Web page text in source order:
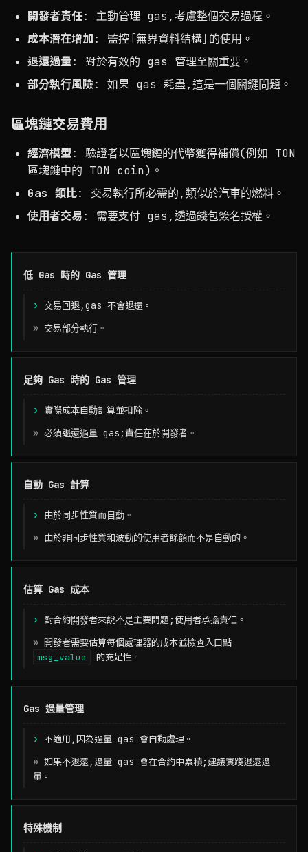
開發者責任: 主動管理 gas,考慮整個交易過程。
成本潛在增加: 監控「無界資料結構」的使用。
退還過量: 對於有效的 gas 管理至關重要。
部分執行風險: 如果 gas 耗盡,這是一個關鍵問題。
區塊鏈交易費用
經濟模型: 驗證者以區塊鏈的代幣獲得補償(例如 TON
區塊鏈中的 TON coin)。
Gas 類比: 交易執行所必需的,類似於汽車的燃料。
使用者交易: 需要支付 gas,透過錢包簽名授權。
方面
Ethereum
低 Gas 時的 Gas 管理
交易回退,gas 不會退還。
交易部分執行。
足夠 Gas 時的 Gas 管理
實際成本自動計算並扣除。
必須退還過量 gas;責任在於開發者。
自動 Gas 計算
由於同步性質而自動。
由於非同步性質和波動的使用者餘額而不是自動的。
估算 Gas 成本
對合約開發者來說不是主要問題;使用者承擔責任。
開發者需要估算每個處理器的成本並檢查入口點
msg_value
的充足性。
Gas 過量管理
不適用,因為過量 gas 會自動處理。
如果不退還,過量 gas 會在合約中累積;建議實踐退還過
量。
特殊機制